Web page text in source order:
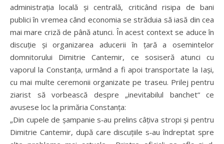
administrația locală și centrală, criticând risipa de bani
publici în vremea când economia se străduia să iasă din cea
mai mare criză de până atunci. În acest context se aduce în
discuție și organizarea aducerii în țară a osemintelor
domnitorului Dimitrie Cantemir, ce sosiseră atunci cu
vaporul la Constanța, urmând a fi apoi transportate la Iași,
cu mai multe ceremonii organizate pe traseu. Prilej pentru
ziarist să vorbească despre „inevitabilul banchet“ ce
avusese loc la primăria Constanța:
„Din cupele de șampanie s‑au prelins câțiva stropi și pentru
Dimitrie Cantemir, după care discuțiile s‑au îndreptat spre